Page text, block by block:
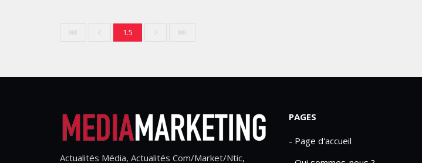
1.5
Actualités Média, Actualités Com/Market/Ntic,
PAGES
- Page d'accueil